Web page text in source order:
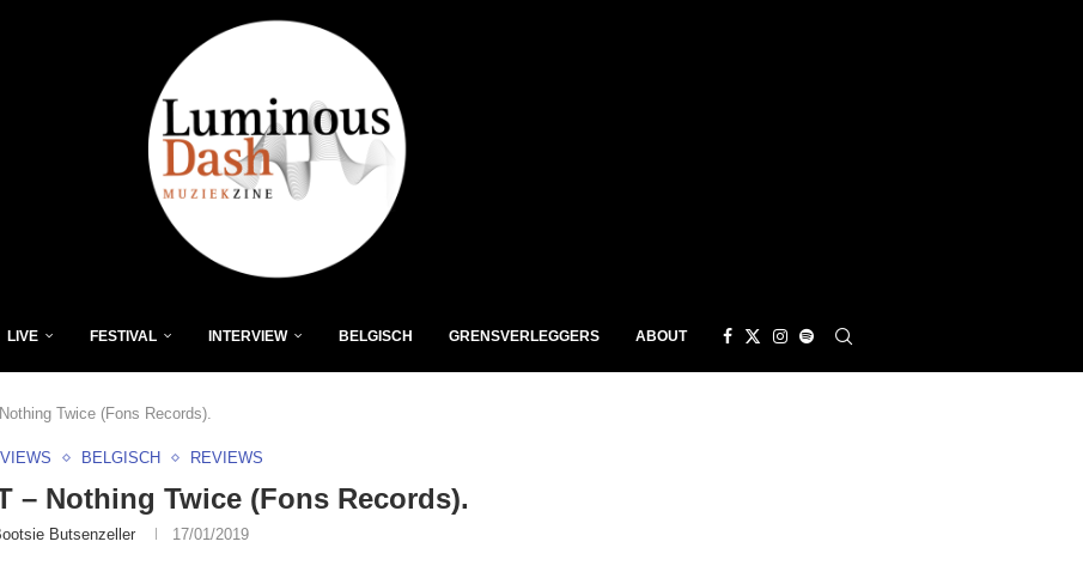
LIVE FESTIVAL INTERVIEW BELGISCH GRENSVERLEGGERS ABOUT
Twice (Fons Records).
BELGISCH REVIEWS
– Nothing Twice (Fons Records).
Butsenzeller 17/01/2019